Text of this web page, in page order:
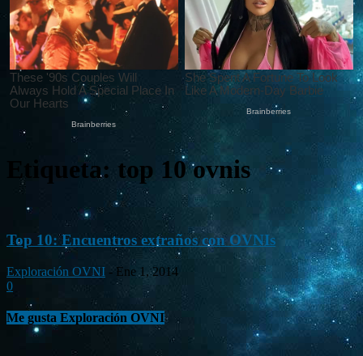
Etiqueta: top 10 ovnis
Top 10: Encuentros extraños con OVNIs
Exploración OVNI - Ene 1, 2014
0
Me gusta Exploración OVNI